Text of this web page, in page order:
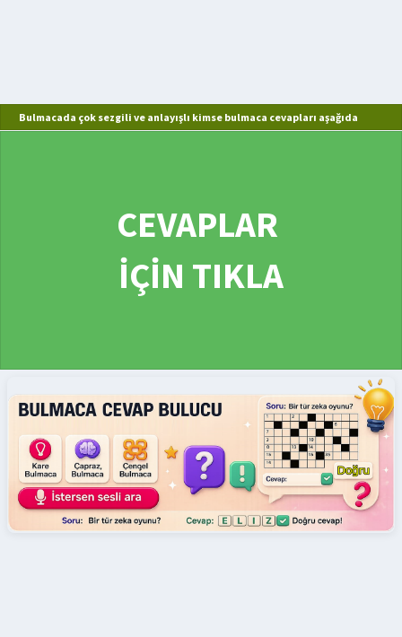
Bulmacada çok sezgili ve anlayışlı kimse bulmaca cevapları aşağıda
CEVAPLAR
İÇİN TIKLA